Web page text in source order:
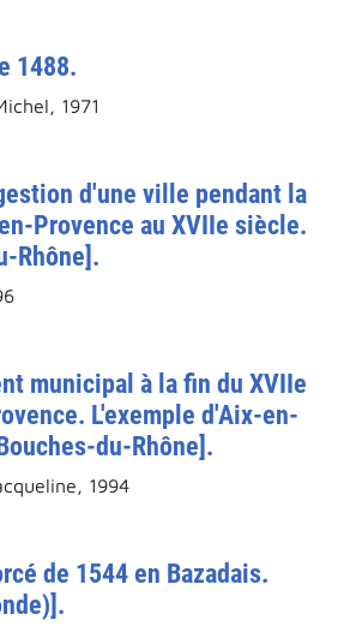
1488.
1971
d'une ville pendant la
Provence au XVIIe siècle.
Rhône].
municipal à la fin du XVIIe
L'exemple d'Aix-en-
du-Rhône].
1994
de 1544 en Bazadais.